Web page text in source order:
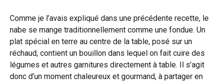
Comme je l’avais expliqué dans une précédente recette, le
nabe se mange traditionnellement comme une fondue. Un
plat spécial en terre au centre de la table, posé sur un
réchaud, contient un bouillon dans lequel on fait cuire des
légumes et autres garnitures directement à table. Il s’agit
donc d’un moment chaleureux et gourmand, à partager en